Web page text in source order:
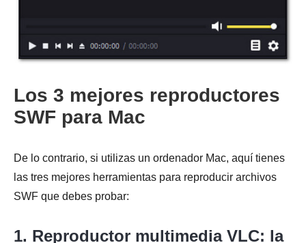
Los 3 mejores reproductores
SWF para Mac
De lo contrario, si utilizas un ordenador Mac, aquí tienes
las tres mejores herramientas para reproducir archivos
SWF que debes probar:
1. Reproductor multimedia VLC: la